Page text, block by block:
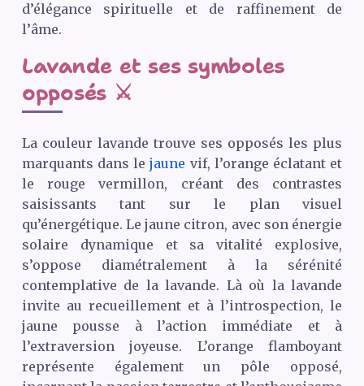
d’élégance spirituelle et de raffinement de
l’âme.
Lavande et ses symboles
opposés ⚔️
La couleur lavande trouve ses opposés les plus
marquants dans lejaune vif, l’orange éclatant et
le rouge vermillon, créant des contrastes
saisissants tant sur le plan visuel
qu’énergétique. Le jaune citron, avec son énergie
solaire dynamique et sa vitalité explosive,
s’oppose diamétralement à la sérénité
contemplative de la lavande. Là où la lavande
invite au recueillement et à l’introspection, le
jaune pousse à l’action immédiate et à
l’extraversion joyeuse. L’orange flamboyant
représente également un pôle opposé,